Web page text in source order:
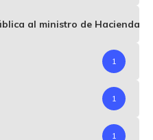
al ministro de Hacienda
1
1
1